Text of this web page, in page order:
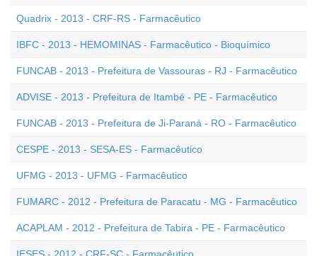
Quadrix - 2013 - CRF-RS - Farmacêutico
IBFC - 2013 - HEMOMINAS - Farmacêutico - Bioquímico
FUNCAB - 2013 - Prefeitura de Vassouras - RJ - Farmacêutico
ADVISE - 2013 - Prefeitura de Itambé - PE - Farmacêutico
FUNCAB - 2013 - Prefeitura de Ji-Paraná - RO - Farmacêutico
CESPE - 2013 - SESA-ES - Farmacêutico
UFMG - 2013 - UFMG - Farmacêutico
FUMARC - 2012 - Prefeitura de Paracatu - MG - Farmacêutico
ACAPLAM - 2012 - Prefeitura de Tabira - PE - Farmacêutico